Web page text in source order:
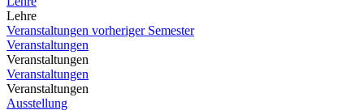
Lehre
Veranstaltungen vorheriger Semester
Veranstaltungen
Veranstaltungen
Veranstaltungen
Veranstaltungen
Ausstellung